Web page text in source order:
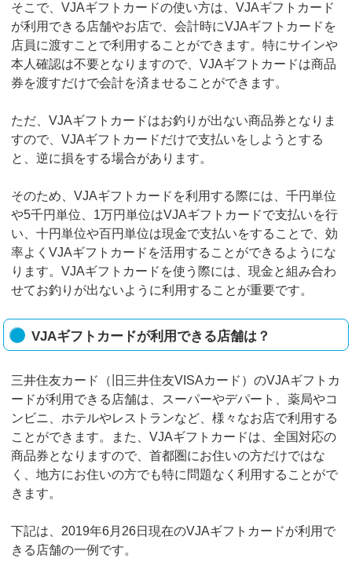
そこで、VJAギフトカードの使い方は、VJAギフトカード
が利用できる店舗やお店で、会計時にVJAギフトカードを
店員に渡すことで利用することができます。特にサインや
本人確認は不要となりますので、VJAギフトカードは商品
券を渡すだけで会計を済ませることができます。
ただ、VJAギフトカードはお釣りが出ない商品券となりま
すので、VJAギフトカードだけで支払いをしようとする
と、逆に損をする場合があります。
そのため、VJAギフトカードを利用する際には、千円単位
や5千円単位、1万円単位はVJAギフトカードで支払いを行
い、十円単位や百円単位は現金で支払いをすることで、効
率よくVJAギフトカードを活用することができるようにな
ります。VJAギフトカードを使う際には、現金と組み合わ
せてお釣りが出ないように利用することが重要です。
VJAギフトカードが利用できる店舗は？
三井住友カード（旧三井住友VISAカード）のVJAギフトカ
ードが利用できる店舗は、スーパーやデパート、薬局やコ
ンビニ、ホテルやレストランなど、様々なお店で利用する
ことができます。また、VJAギフトカードは、全国対応の
商品券となりますので、首都圏にお住いの方だけではな
く、地方にお住いの方でも特に問題なく利用することがで
きます。
下記は、2019年6月26日現在のVJAギフトカードが利用で
きる店舗の一例です。